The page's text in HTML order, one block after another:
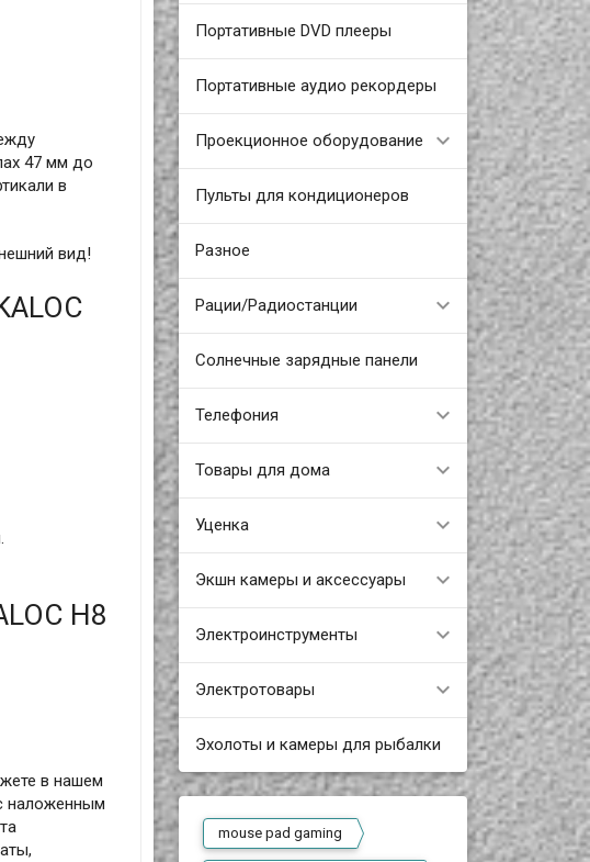
Портативные DVD плееры
Портативные аудио рекордеры
Проекционное оборудование
Пульты для кондиционеров
Разное
Рации/Радиостанции
Солнечные зарядные панели
Телефония
Товары для дома
Уценка
Экшн камеры и аксессуары
Электроинструменты
Электротовары
Эхолоты и камеры для рыбалки
mouse pad gaming
47 мм до
в
вид!
H8
в нашем
наложенным